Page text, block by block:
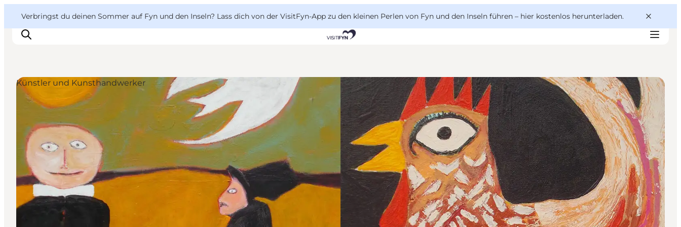
Verbringst du deinen Sommer auf Fyn und den Inseln? Lass dich von der VisitFyn-App zu den kleinen Perlen von Fyn und den Inseln führen – hier kostenlos herunterladen.
Reise Ideen
Outdoor & bike
Essen & trinken
Übernachtung
VisitFyn
Deutsch
Künstler und Kunsthandwerker